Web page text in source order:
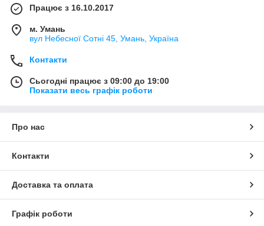
Працює з 16.10.2017
м. Умань
вул Небесної Сотні 45, Умань, Україна
Контакти
Сьогодні працює з 09:00 до 19:00
Показати весь графік роботи
Про нас
Контакти
Доставка та оплата
Графік роботи